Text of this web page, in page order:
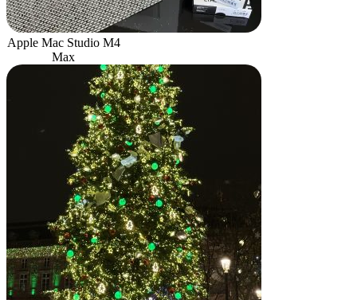
Apple Mac Studio M4
Max